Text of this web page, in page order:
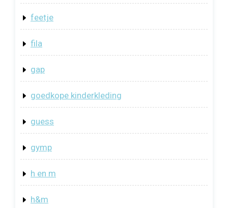
feetje
fila
gap
goedkope kinderkleding
guess
gymp
h en m
h&m